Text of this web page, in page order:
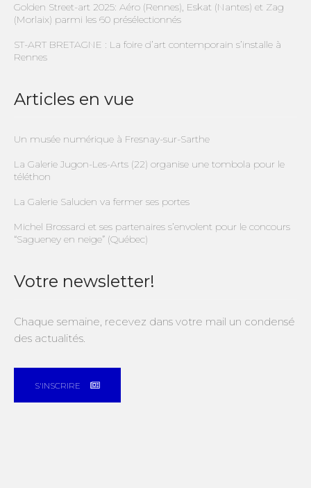
Golden Street-art 2025: Aéro (Rennes), Eskat (Nantes) et Zag
(Morlaix) parmi les 60 présélectionnés
ST-ART BRETAGNE : La foire d’art contemporain s’installe à
Rennes
Articles en vue
Un musée numérique à Fresnay-sur-Sarthe
La Galerie Jugon-Les-Arts (22) organise une tombola pour le
téléthon
La Galerie Saluden va fermer ses portes
Michel Brossard et ses partenaires s’envolent pour le concours
“Sagueney en neige” (Québec)
Votre newsletter!
Chaque semaine, recevez dans votre mail un condensé
des actualités.
S'INSCRIRE